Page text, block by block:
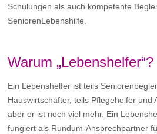
Schulungen als auch kompetente
SeniorenLebenshilfe.
Warum „Lebenshelfer“?
Ein Lebenshelfer ist teils
Hauswirtschafter, teils Pflegehelfer und
aber er ist noch viel mehr. Ein
fungiert als Rundum-Ansprechpartner